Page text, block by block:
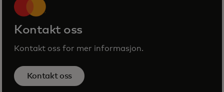
Kontakt oss
Kontakt oss for mer informasjon.
Kontakt oss